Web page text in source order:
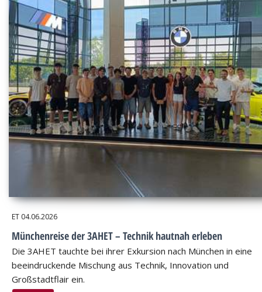
ET 04.06.2026
Münchenreise der 3AHET – Technik hautnah erleben
Die 3AHET tauchte bei ihrer Exkursion nach München in eine
beeindruckende Mischung aus Technik, Innovation und
Großstadtflair ein.